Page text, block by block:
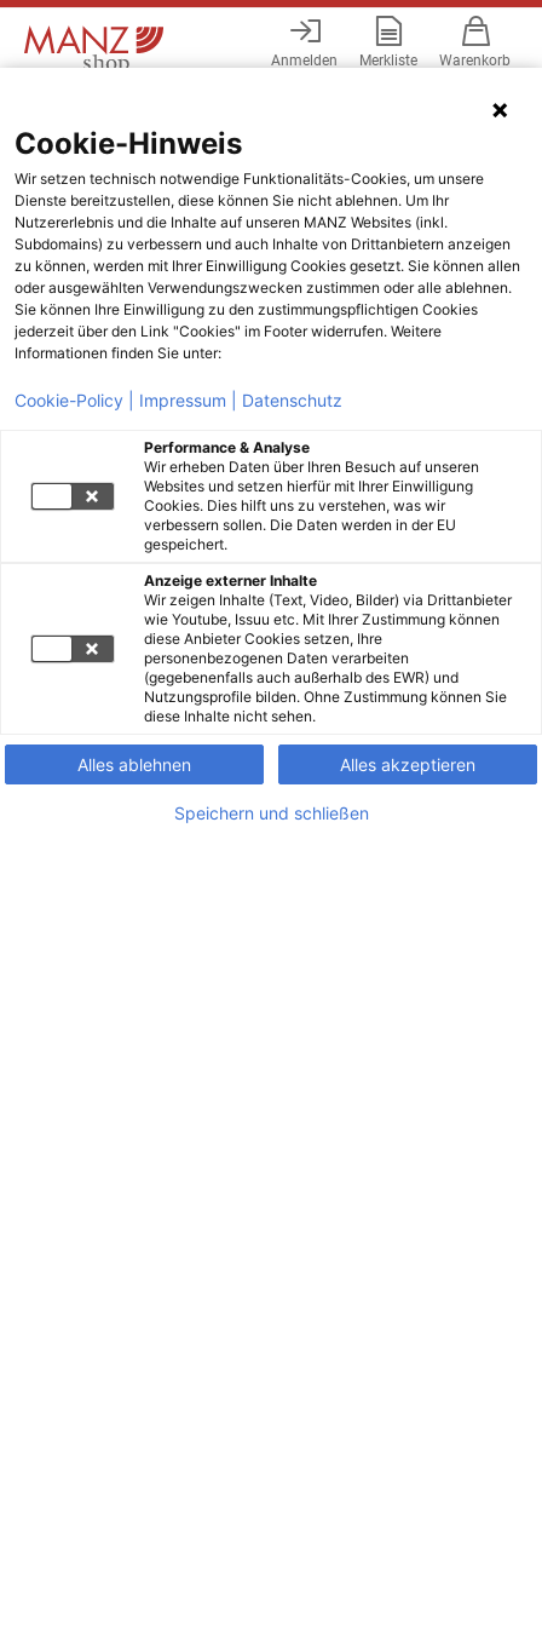
Anmelden Merkliste Warenkorb
Cookie-Hinweis
Wir setzen technisch notwendige Funktionalitäts-Cookies, um unsere
Dienste bereitzustellen, diese können Sie nicht ablehnen. Um Ihr
Nutzererlebnis und die Inhalte auf unseren MANZ Websites (inkl.
Subdomains) zu verbessern und auch Inhalte von Drittanbietern anzeigen
zu können, werden mit Ihrer Einwilligung Cookies gesetzt. Sie können allen
oder ausgewählten Verwendungszwecken zustimmen oder alle ablehnen.
Sie können Ihre Einwilligung zu den zustimmungspflichtigen Cookies
jederzeit über den Link "Cookies" im Footer widerrufen. Weitere
Informationen finden Sie unter:
Cookie-Policy | Impressum | Datenschutz
Performance & Analyse
Wir erheben Daten über Ihren Besuch auf unseren
Websites und setzen hierfür mit Ihrer Einwilligung
Cookies. Dies hilft uns zu verstehen, was wir
verbessern sollen. Die Daten werden in der EU
gespeichert.
Anzeige externer Inhalte
Wir zeigen Inhalte (Text, Video, Bilder) via Drittanbieter
wie Youtube, Issuu etc. Mit Ihrer Zustimmung können
diese Anbieter Cookies setzen, Ihre
personenbezogenen Daten verarbeiten
(gegebenenfalls auch außerhalb des EWR) und
Nutzungsprofile bilden. Ohne Zustimmung können Sie
diese Inhalte nicht sehen.
Alles ablehnen Alles akzeptieren
Speichern und schließen